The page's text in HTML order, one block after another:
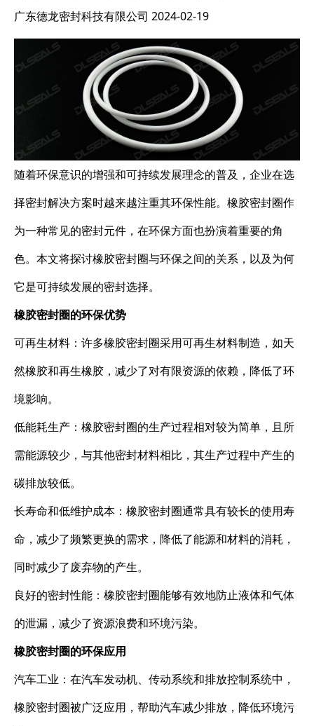
广东德龙密封科技有限公司 2024-02-19
随着环保意识的增强和可持续发展理念的普及，企业在选
择密封解决方案时越来越注重其环保性能。橡胶密封圈作
为一种常见的密封元件，在环保方面也扮演着重要的角
色。本文将探讨橡胶密封圈与环保之间的关系，以及为何
它是可持续发展的密封选择。
橡胶密封圈的环保优势
可再生材料：许多橡胶密封圈采用可再生材料制造，如天
然橡胶和再生橡胶，减少了对有限资源的依赖，降低了环
境影响。
低能耗生产：橡胶密封圈的生产过程相对较为简单，且所
需能源较少，与其他密封材料相比，其生产过程中产生的
碳排放较低。
长寿命和低维护成本：橡胶密封圈通常具有较长的使用寿
命，减少了频繁更换的需求，降低了能源和材料的消耗，
同时减少了废弃物的产生。
良好的密封性能：橡胶密封圈能够有效地防止液体和气体
的泄漏，减少了资源浪费和环境污染。
橡胶密封圈的环保应用
汽车工业：在汽车发动机、传动系统和排放控制系统中，
橡胶密封圈被广泛应用，帮助汽车减少排放，降低环境污